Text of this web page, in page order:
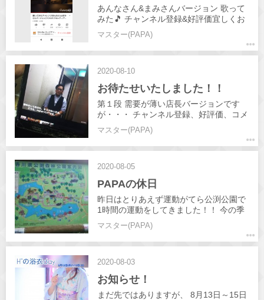
あんなさん&まみさんバージョン 歌って
みた🎵 チャンネル登録&好評価宜しくお
願いします！☺️
マスター(PAPA)
2020-08-10
お待たせいたしました！！
第１段 需要が薄い店長バージョンです
が・・・ チャンネル登録、好評価、コメ
ント宜しくお願いします！
マスター(PAPA)
2020-08-05
PAPAの休日
昨日はとりあえず運動がてら公渕公園で
1時間の運動をしてきました！！ 今の季
節は マリーゴールド、緑の紅葉、サルビ
アなど色とりどりの花が咲いてました👍️
お薦めです！！ YouTubeは只今撮影と編
マスター(PAPA)
2020-08-03
お知らせ！
まだ先ではありますが、 8月13日～15日